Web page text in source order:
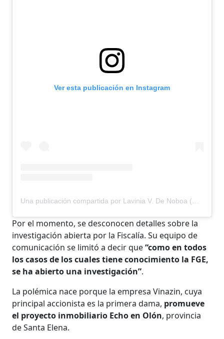
Ver esta publicación en Instagram
Por el momento, se desconocen detalles sobre la
investigación abierta por la Fiscalía. Su equipo de
comunicación se limitó a decir que“como en todos
los casos de los cuales tiene conocimiento la FGE,
se ha abierto una investigación”.
La polémica nace porque la empresa Vinazin, cuya
principal accionista es la primera dama, promueve
el proyecto inmobiliario Echo en Olón, provincia
de Santa Elena.